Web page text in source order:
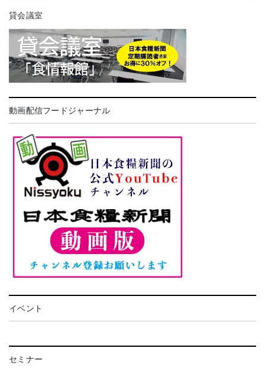
貸会議室
動画配信フードジャーナル
イベント
セミナー